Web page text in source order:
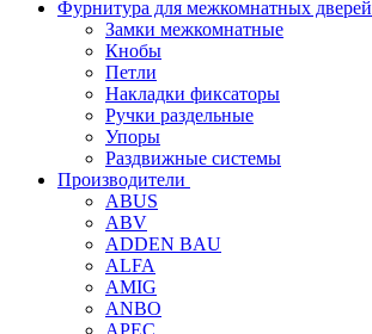
Фурнитура для межкомнатных дверей
Замки межкомнатные
Кнобы
Петли
Накладки фиксаторы
Ручки раздельные
Упоры
Раздвижные системы
Производители
ABUS
ABV
ADDEN BAU
ALFA
AMIG
ANBO
APEC